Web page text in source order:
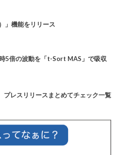
」機能をリリース
5倍の波動を「t-Sort MAS」で吸収
プレスリリースまとめてチェック一覧